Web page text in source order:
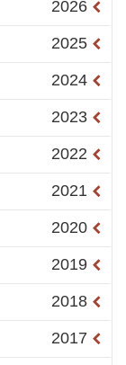
2026
2025
2024
2023
2022
2021
2020
2019
2018
2017